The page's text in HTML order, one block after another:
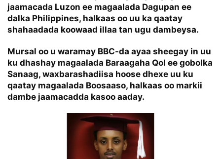
jaamacada Luzon ee magaalada Dagupan ee
dalka Philippines, halkaas oo uu ka qaatay
shahaadada koowaad illaa tan ugu dambeysa.
Mursal oo u waramay BBC-da ayaa sheegay in uu
ku dhashay magaalada Baraagaha Qol ee gobolka
Sanaag, waxbarashadiisa hoose dhexe uu ku
qaatay magaalada Boosaaso, halkaas oo markii
dambe jaamacadda kasoo aaday.